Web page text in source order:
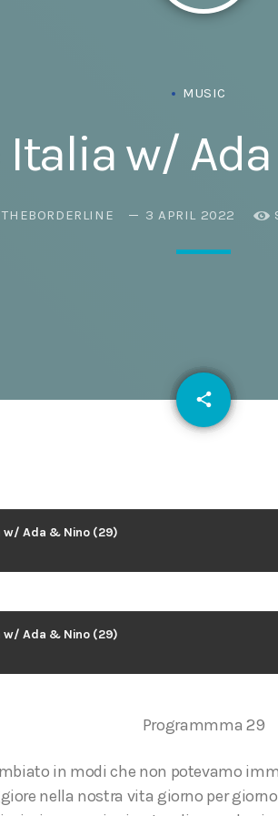
MUSIC
Italia w/
THEBORDERLINE 3 APRIL 2022
share
email
w/ Ada & Nino (29)
w/ Ada & Nino (29)
Programmma 29
in modi che non potevamo
nella nostra vita giorno per